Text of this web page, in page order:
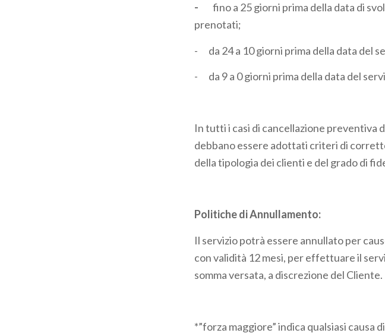
-
fino a 25 giorni prima della data di
prenotati;
- da 24 a 10 giorni prima della data del
- da 9 a 0 giorni prima della data del
In tutti i casi di cancellazione preventiva
debbano essere adottati criteri di
della tipologia dei clienti e del grado di
Politiche di Annullamento:
Il servizio potrà essere annullato per
con validità 12 mesi, per effettuare il
somma versata, a discrezione del Cliente.
*”forza maggiore” indica qualsiasi